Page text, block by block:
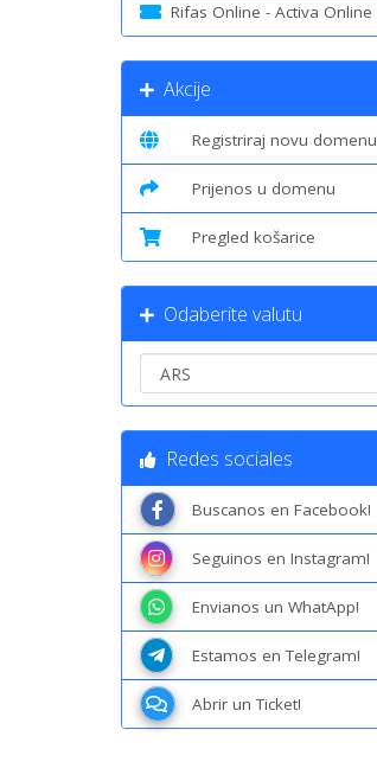
Rifas Online - Activa Online
Akcije
Registriraj novu domenu
Prijenos u domenu
Pregled košarice
Odaberite valutu
Redes sociales
Buscanos en Facebook!
Seguinos en Instagram!
Envianos un WhatApp!
Estamos en Telegram!
Abrir un Ticket!